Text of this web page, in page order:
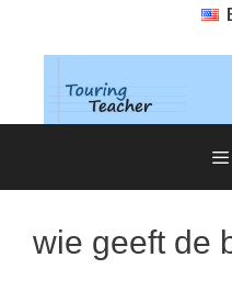
wie geeft de